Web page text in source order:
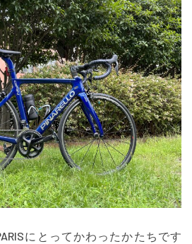
にとってかわったかたちです